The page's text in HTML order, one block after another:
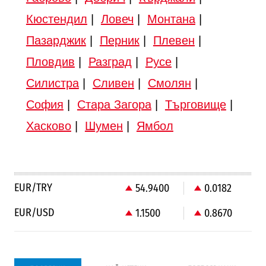
Кюстендил
Ловеч Монтана|
Пазарджик| Перник| Плевен
Пловдив
Разград Русе|
Силистра| Сливен Смолян
София
Стара Загора| Търговище|
Хасково| Шумен Ямбол
EUR/TRY 54.9400
0.0182
EUR/USD
1.1500 0.8670